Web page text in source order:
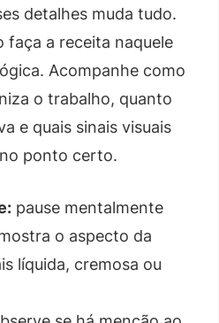
detalhes muda tudo.
faça a receita naquele
Acompanhe como
o trabalho, quanto
e quais sinais visuais
ponto certo.
pause mentalmente
o aspecto da
líquida, cremosa ou